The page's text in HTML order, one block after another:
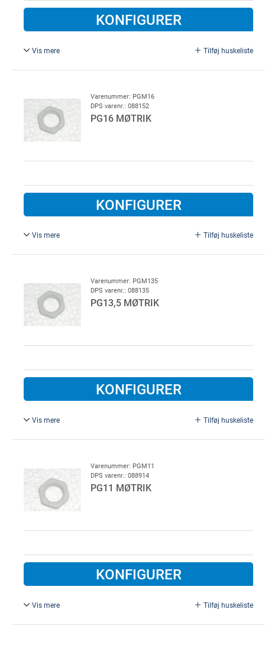
KONFIGURER
Vis mere Tilføj huskeliste
Varenummer: PGM16
DPS varenr.: 088152
PG16 MØTRIK
KONFIGURER
Vis mere Tilføj huskeliste
PG 16 møtrik, plast
Varenummer: PGM135
DPS varenr.: 088135
PG13,5 MØTRIK
KONFIGURER
Vis mere Tilføj huskeliste
PG 13,5 møtrik, plast
Varenummer: PGM11
DPS varenr.: 088914
PG11 MØTRIK
KONFIGURER
Vis mere Tilføj huskeliste